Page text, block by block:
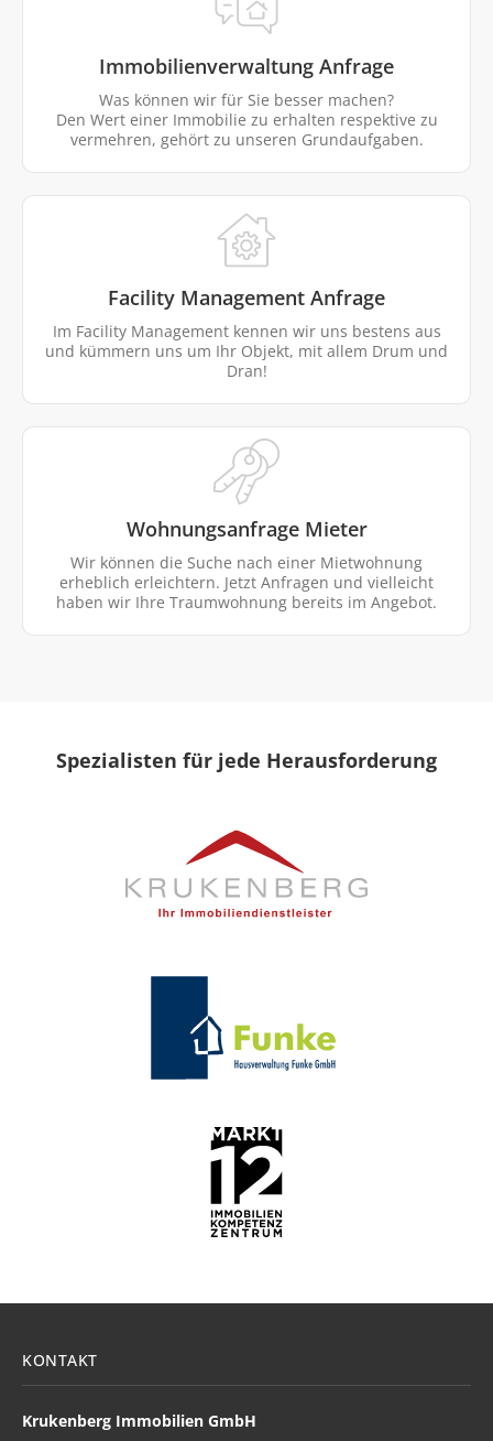
Immobilienverwaltung Anfrage
Was können wir für Sie besser machen?
Den Wert einer Immobilie zu erhalten respektive zu
vermehren, gehört zu unseren Grundaufgaben.
Facility Management Anfrage
Im Facility Management kennen wir uns bestens aus
und kümmern uns um Ihr Objekt, mit allem Drum und
Dran!
Wohnungsanfrage Mieter
Wir können die Suche nach einer Mietwohnung
erheblich erleichtern. Jetzt Anfragen und vielleicht
haben wir Ihre Traumwohnung bereits im Angebot.
Spezialisten für jede Herausforderung
KONTAKT
Krukenberg Immobilien GmbH